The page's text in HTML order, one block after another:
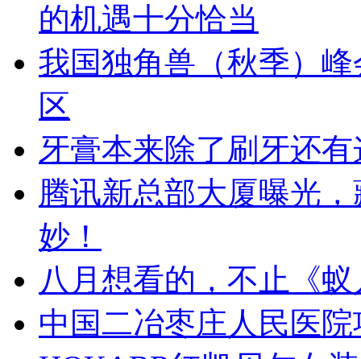
的机遇十分恰当
我国独角兽（秋季）
区
牙膏本来除了刷牙还
腾讯新总部大厦曝光
妙！
八月想看的，不止《蚁
中国二冶枣庄人民医